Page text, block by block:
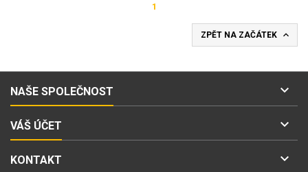
1
ZPĚT NA ZAČÁTEK 
NAŠE SPOLEČNOST 
VÁŠ ÚČET 
KONTAKT 